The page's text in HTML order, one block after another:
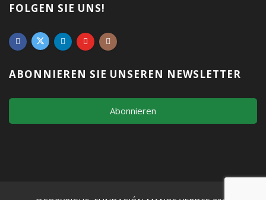
FOLGEN SIE UNS!
ABONNIEREN SIE UNSEREN NEWSLETTER
Abonnieren